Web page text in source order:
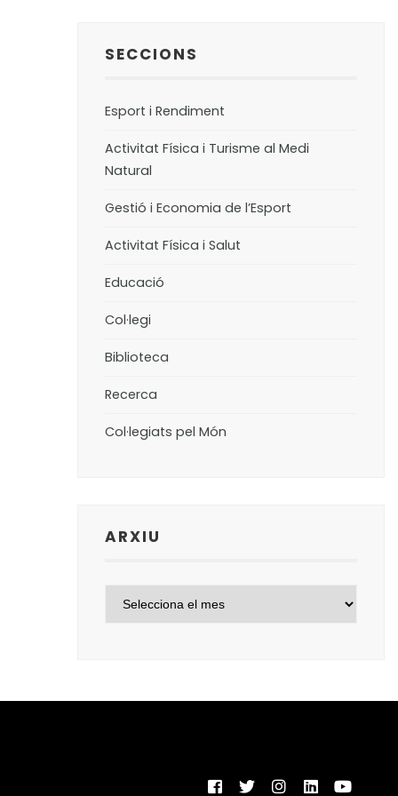
SECCIONS
Esport i Rendiment
Activitat Física i Turisme al Medi
Natural
Gestió i Economia de l’Esport
Activitat Física i Salut
Educació
Col·legi
Biblioteca
Recerca
Col·legiats pel Món
ARXIU
ARXIU